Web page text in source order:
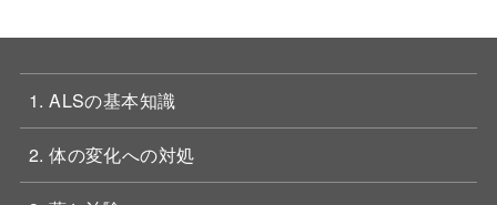
1. ALSの基本知識
2. 体の変化への対処